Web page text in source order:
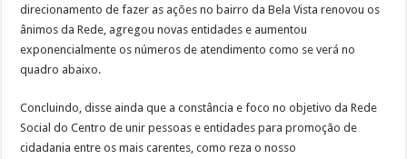
direcionamento de fazer as ações no bairro da Bela Vista renovou os
ânimos da Rede, agregou novas entidades e aumentou
exponencialmente os números de atendimento como se verá no
quadro abaixo.
Concluindo, disse ainda que a constância e foco no objetivo da Rede
Social do Centro de unir pessoas e entidades para promoção de
cidadania entre os mais carentes, como reza o nosso